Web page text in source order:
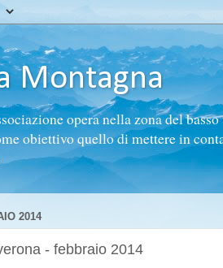
Montagna
opera nella zona del
obiettivo quello di mettere in
2014
- febbraio 2014